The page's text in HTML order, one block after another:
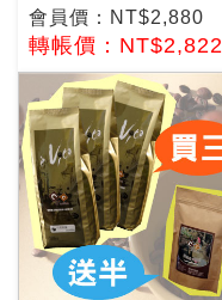
會員價：NT$2,880
轉帳價：NT$2,822